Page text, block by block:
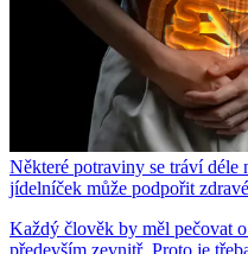
Některé potraviny se tráví déle
jídelníček může podpořit
Každý člověk by měl pečovat
především zevnitř. Proto je